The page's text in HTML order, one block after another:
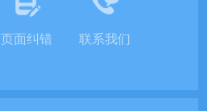
页面纠错 联系我们